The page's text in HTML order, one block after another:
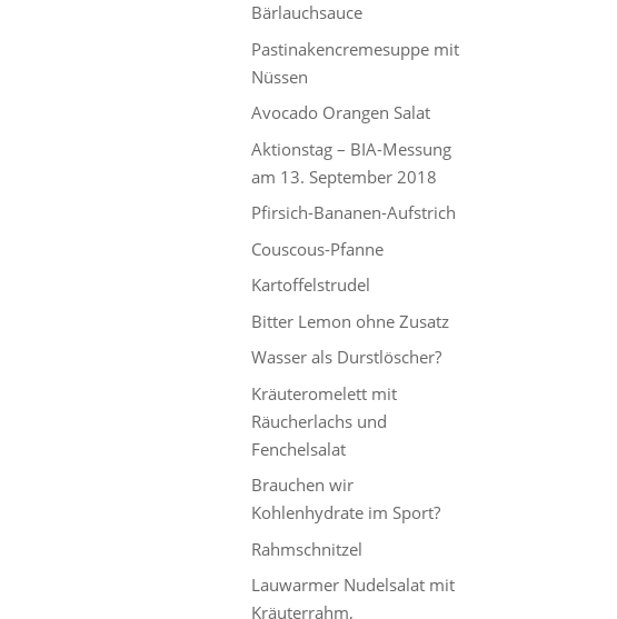
Bärlauchsauce
Pastinakencremesuppe mit
Nüssen
Avocado Orangen Salat
Aktionstag – BIA-Messung
am 13. September 2018
Pfirsich-Bananen-Aufstrich
Couscous-Pfanne
Kartoffelstrudel
Bitter Lemon ohne Zusatz
Wasser als Durstlöscher?
Kräuteromelett mit
Räucherlachs und
Fenchelsalat
Brauchen wir
Kohlenhydrate im Sport?
Rahmschnitzel
Lauwarmer Nudelsalat mit
Kräuterrahm,